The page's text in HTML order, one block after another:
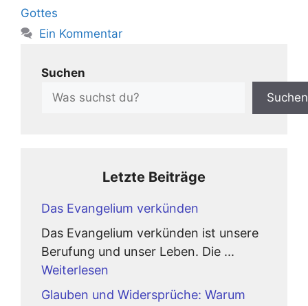
Gottes
Ein Kommentar
Suchen
Suchen
Letzte Beiträge
Das Evangelium verkünden
Das Evangelium verkünden ist unsere
Berufung und unser Leben. Die ...
Weiterlesen
Glauben und Widersprüche: Warum